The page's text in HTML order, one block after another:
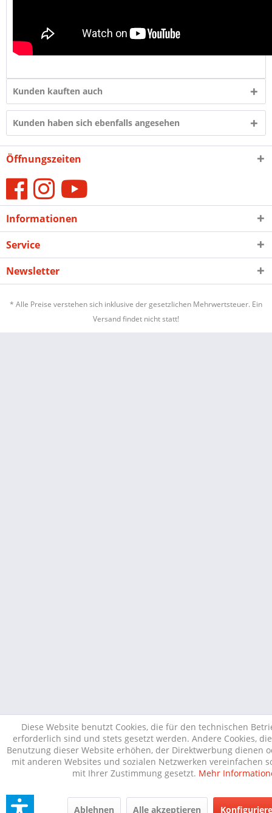
Kunden kauften auch
Kunden haben sich ebenfalls angesehen
Öffnungszeiten
Informationen
Service
Newsletter
* Alle Preise verstehen sich inklusive der gesetzlichen Mehrwertsteuer. Ein
Versand findet nicht statt!
Diese Website benutzt Cookies, die für den technischen
erforderlich sind und stets gesetzt werden. Andere Cookies,
Benutzung dieser Website erhöhen, der Direktwerbung dienen
mit anderen Websites und sozialen Netzwerken vereinfachen
mit Ihrer Zustimmung gesetzt. Mehr
Ablehnen Alle akzeptieren